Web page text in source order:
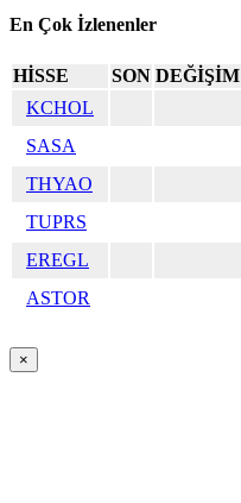
En Çok İzlenenler
HİSSE SON DEĞİŞİM
KCHOL
SASA
THYAO
TUPRS
EREGL
ASTOR
×